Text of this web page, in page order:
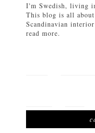
I'm Swedish, living
This blog is all
Scandinavian
read more.